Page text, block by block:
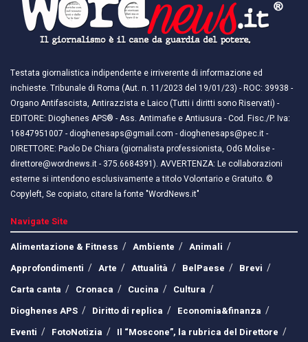
Testata giornalistica indipendente e irriverente di informazione ed
inchieste. Tribunale di Roma (Aut. n. 11/2023 del 19/01/23) - ROC: 39938 -
Organo Antifascista, Antirazzista e Laico (Tutti i diritti sono Riservati) -
EDITORE: Dioghenes APS® - Ass. Antimafie e Antiusura - Cod. Fisc./P. Iva:
16847951007 - dioghenesaps@gmail.com - dioghenesaps@pec.it - ​​
DIRETTORE: Paolo De Chiara (giornalista professionista, OdG Molise -
direttore@wordnews.it - ​​375.6684391). AVVERTENZA: Le collaborazioni
esterne si intendono esclusivamente a titolo Volontario e Gratuito. ©
Copyleft, Se copiato, citare la fonte "WordNews.it"
Navigate Site
Alimentazione & Fitness
Ambiente
Animali
Approfondimenti
Arte Attualità BelPaese
Brevi
Carta canta
Cronaca Cucina
Cultura
Dioghenes APS
Diritto di replica
Economia&finanza
Eventi
FotoNotizia
Il “Moscone”, la rubrica del Direttore